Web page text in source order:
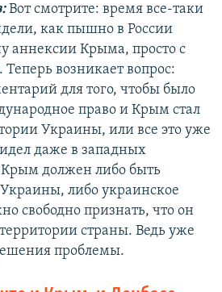
Вот смотрите: время все-таки
как пышно в России
аннексии Крыма, просто с
возникает вопрос:
для того, чтобы было
право и Крым стал
Украины, или все это уже
даже в западных
должен либо быть
либо украинское
свободно признать, что он
страны. Ведь уже
проблемы.